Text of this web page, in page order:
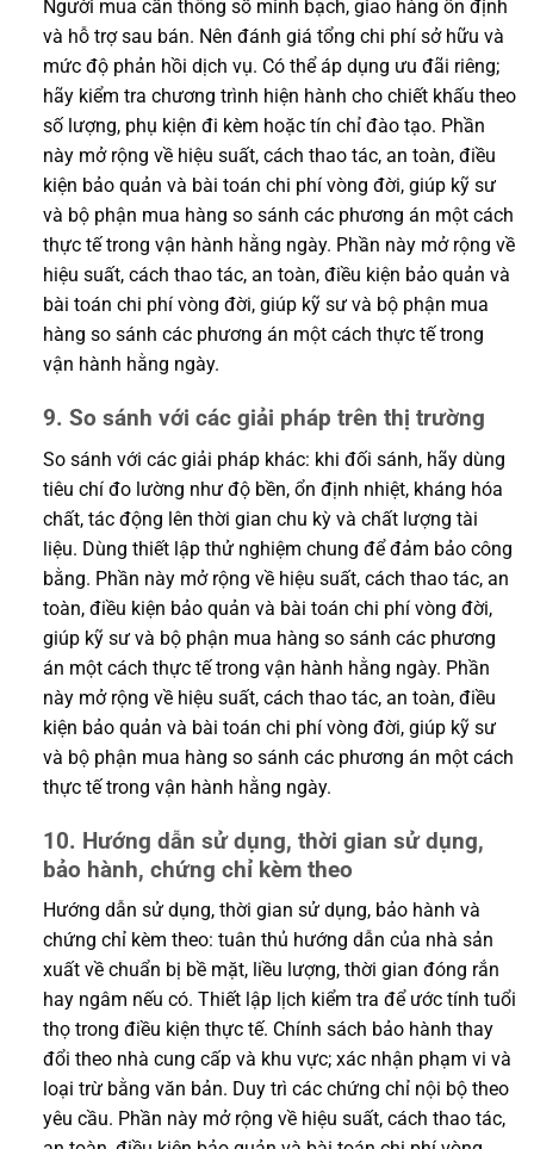
Người mua cần thông số minh bạch, giao hàng ổn định
và hỗ trợ sau bán. Nên đánh giá tổng chi phí sở hữu và
mức độ phản hồi dịch vụ. Có thể áp dụng ưu đãi riêng;
hãy kiểm tra chương trình hiện hành cho chiết khấu theo
số lượng, phụ kiện đi kèm hoặc tín chỉ đào tạo. Phần
này mở rộng về hiệu suất, cách thao tác, an toàn, điều
kiện bảo quản và bài toán chi phí vòng đời, giúp kỹ sư
và bộ phận mua hàng so sánh các phương án một cách
thực tế trong vận hành hằng ngày. Phần này mở rộng về
hiệu suất, cách thao tác, an toàn, điều kiện bảo quản và
bài toán chi phí vòng đời, giúp kỹ sư và bộ phận mua
hàng so sánh các phương án một cách thực tế trong
vận hành hằng ngày.
9. So sánh với các giải pháp trên thị trường
So sánh với các giải pháp khác: khi đối sánh, hãy dùng
tiêu chí đo lường như độ bền, ổn định nhiệt, kháng hóa
chất, tác động lên thời gian chu kỳ và chất lượng tài
liệu. Dùng thiết lập thử nghiệm chung để đảm bảo công
bằng. Phần này mở rộng về hiệu suất, cách thao tác, an
toàn, điều kiện bảo quản và bài toán chi phí vòng đời,
giúp kỹ sư và bộ phận mua hàng so sánh các phương
án một cách thực tế trong vận hành hằng ngày. Phần
này mở rộng về hiệu suất, cách thao tác, an toàn, điều
kiện bảo quản và bài toán chi phí vòng đời, giúp kỹ sư
và bộ phận mua hàng so sánh các phương án một cách
thực tế trong vận hành hằng ngày.
10. Hướng dẫn sử dụng, thời gian sử dụng,
bảo hành, chứng chỉ kèm theo
Hướng dẫn sử dụng, thời gian sử dụng, bảo hành và
chứng chỉ kèm theo: tuân thủ hướng dẫn của nhà sản
xuất về chuẩn bị bề mặt, liều lượng, thời gian đóng rắn
hay ngâm nếu có. Thiết lập lịch kiểm tra để ước tính tuổi
thọ trong điều kiện thực tế. Chính sách bảo hành thay
đổi theo nhà cung cấp và khu vực; xác nhận phạm vi và
loại trừ bằng văn bản. Duy trì các chứng chỉ nội bộ theo
yêu cầu. Phần này mở rộng về hiệu suất, cách thao tác,